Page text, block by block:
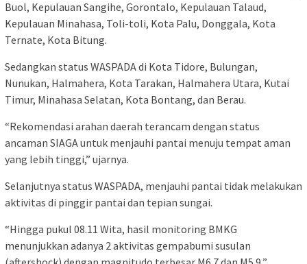
Buol, Kepulauan Sangihe, Gorontalo, Kepulauan Talaud,
Kepulauan Minahasa, Toli-toli, Kota Palu, Donggala, Kota
Ternate, Kota Bitung.
Sedangkan status WASPADA di Kota Tidore, Bulungan,
Nunukan, Halmahera, Kota Tarakan, Halmahera Utara, Kutai
Timur, Minahasa Selatan, Kota Bontang, dan Berau.
“Rekomendasi arahan daerah terancam dengan status
ancaman SIAGA untuk menjauhi pantai menuju tempat aman
yang lebih tinggi,” ujarnya.
Selanjutnya status WASPADA, menjauhi pantai tidak melakukan
aktivitas di pinggir pantai dan tepian sungai.
“Hingga pukul 08.11 Wita, hasil monitoring BMKG
menunjukkan adanya 2 aktivitas gempabumi susulan